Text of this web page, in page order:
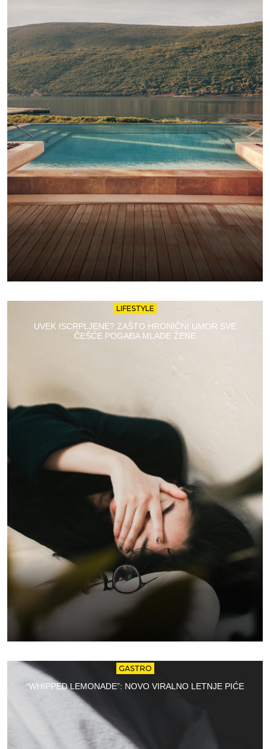
LIFESTYLE
UVEK ISCRPLJENE? ZAŠTO HRONIČNI UMOR SVE
ČEŠĆE POGAĐA MLADE ŽENE
GASTRO
“WHIPPED LEMONADE”: NOVO VIRALNO LETNJE PIĆE